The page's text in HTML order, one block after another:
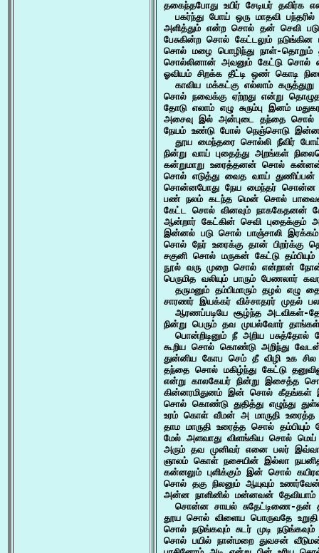
தகைந்தபோது உயிர் சேடியர் தவிர்க
பகர்ந்து போய் ஒரு மாதவி பந்தரில்
அளித்தும் என்ற சொல் தன் செவி
பேசுகின்ற சொல் கேட்டலும்
சொல் மழை பொழிந்து நாள்-தொறும்
சொல்லினான் அவனும் கேட்டு சொல்
ஓவியம் சிறக்க தீட்டி ஒண் கொடி
காவிய மக்கட்கு எல்லாம் கருத்துறு
சொல் நவைக்கு ஏற்றது என்று
தோடு எலாம் எழு சுரும்பு இனம்
அசைவு இல் அன்புடை தந்தை சொல்
நேயம் உண்டு போல் நெஞ்சொடு
தூய மைந்தரை சொல்லி நீவிர் போய்
நின்று வாய் புதைத்து அறங்கள்
கன்றுமாறு உரைத்தனன் சொல்
சொல் எடுத்து வைத வாய்
சொன்னபோது நேய மைந்தர் சொன்ன
பண் நலம் கடந்த மென் சொல்
கேட்ட சொல் வினவும் நாககேதனன்
ஆன்றார் கேட்கின் செவி
இன்னல் படு சொல் பாஞ்சாலி
சொல் நேர் உரைக்கு தான் பிறர்க்கு
சகுனி சொல் மருகன் கேட்டு
நூல் வரு முறை சொல் என்றான்
பெருமித வலியும் பாரும் பேணலார்
தருமனும் தம்பிமாரும் தழல் எழு
சாரணர் இயக்கர் விச்சாதரர் முதல்
ஆரணப்படியே சூழ்ந்த அடவிகள்-
நின்று பெரும் தவ முயல்வோர்
பொன்றிடினும் நீ அறிய பசுத்தோல்
கூறிய சொல் கொண்டு அறிந்து வேடன்
துன்னிய கோப செம் தீ விழி உக
தந்தை சொல் மகிழ்ந்து கேட்டு
என்று காலகேயர் நின்று இசைத்த
கின்னரமிதுனம் இன் சொல் கீதங்கள்
சொல் கொண்டு துதித்து எழுந்து
உரம் கொள் வீமன் அ மாருதி
தாம மாருதி உரைத்த சொல் தம்பியும்
மேல் அளவாது விளங்கிய சொல் மெய்
அரும் தவ முனிவர் எனை பலர்
ஞாலம் கொள் நசையின் இல்லா
கன்னலும் புளிக்கும் இன் சொல்
சொல் தகு நிலனும் ஆயுவும்
அன்ன நாளினில் மன்னவன்
சொன்ன சாயல் சுதேட்டிணை-தன்
தூய சொல் விளைய பொருவதே
சொல் நடுங்கவும் சுடர் முடி
சொல் பயில் நான்மறை துவசன்